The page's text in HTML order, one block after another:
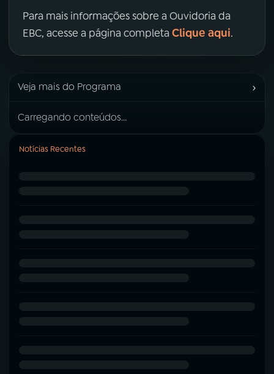
Para mais informações sobre a Ouvidoria da
EBC, acesse a página completa Clique aqui.
Veja mais do Programa ›
Carregando conteúdos...
Notícias Recentes